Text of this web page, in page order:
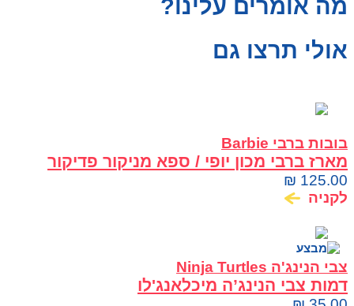
מה אומרים עלינו?
אולי תרצו גם
בובות ברבי Barbie
מארז ברבי מכון יופי / ספא מניקור פדיקור
Barbie
₪ 125.00
לקניה
צבי הנינג'ה Ninja Turtles
דמות צבי הנינג’ה מיכלאנג'לו